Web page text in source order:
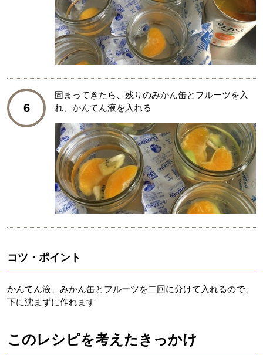
6
固まってきたら、残りのみかん缶とフルーツを入
れ、かんてん液を入れる
コツ・ポイント
かんてん液、みかん缶とフルーツを二回に分けて入れるので、
下に沈まずに作れます
このレシピを考えたきっかけ